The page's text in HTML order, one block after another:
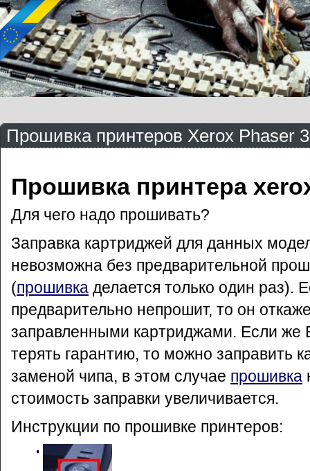
Прошивка принтеров Xerox Phaser
Прошивка принтера
Для чего надо прошивать?
Заправка картриджей для данных
невозможна без предварительной
(прошивка делается только один раз).
предварительно непрошит, то он
заправленными картриджами. Если же
терять гарантию, то можно заправить
заменой чипа, в этом случае прошивка
стоимость заправки увеличивается.
Инструкции по прошивке принтеров: